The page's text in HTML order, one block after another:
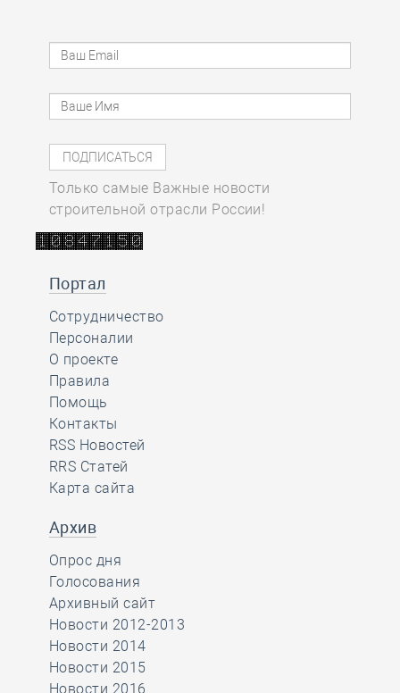
Только самые Важные новости
строительной отрасли России!
Портал
Сотрудничество
Персоналии
О проекте
Правила
Помощь
Контакты
RSS Новостей
RRS Статей
Карта сайта
Архив
Опрос дня
Голосования
Архивный сайт
Новости 2012-2013
Новости 2014
Новости 2015
Новости 2016